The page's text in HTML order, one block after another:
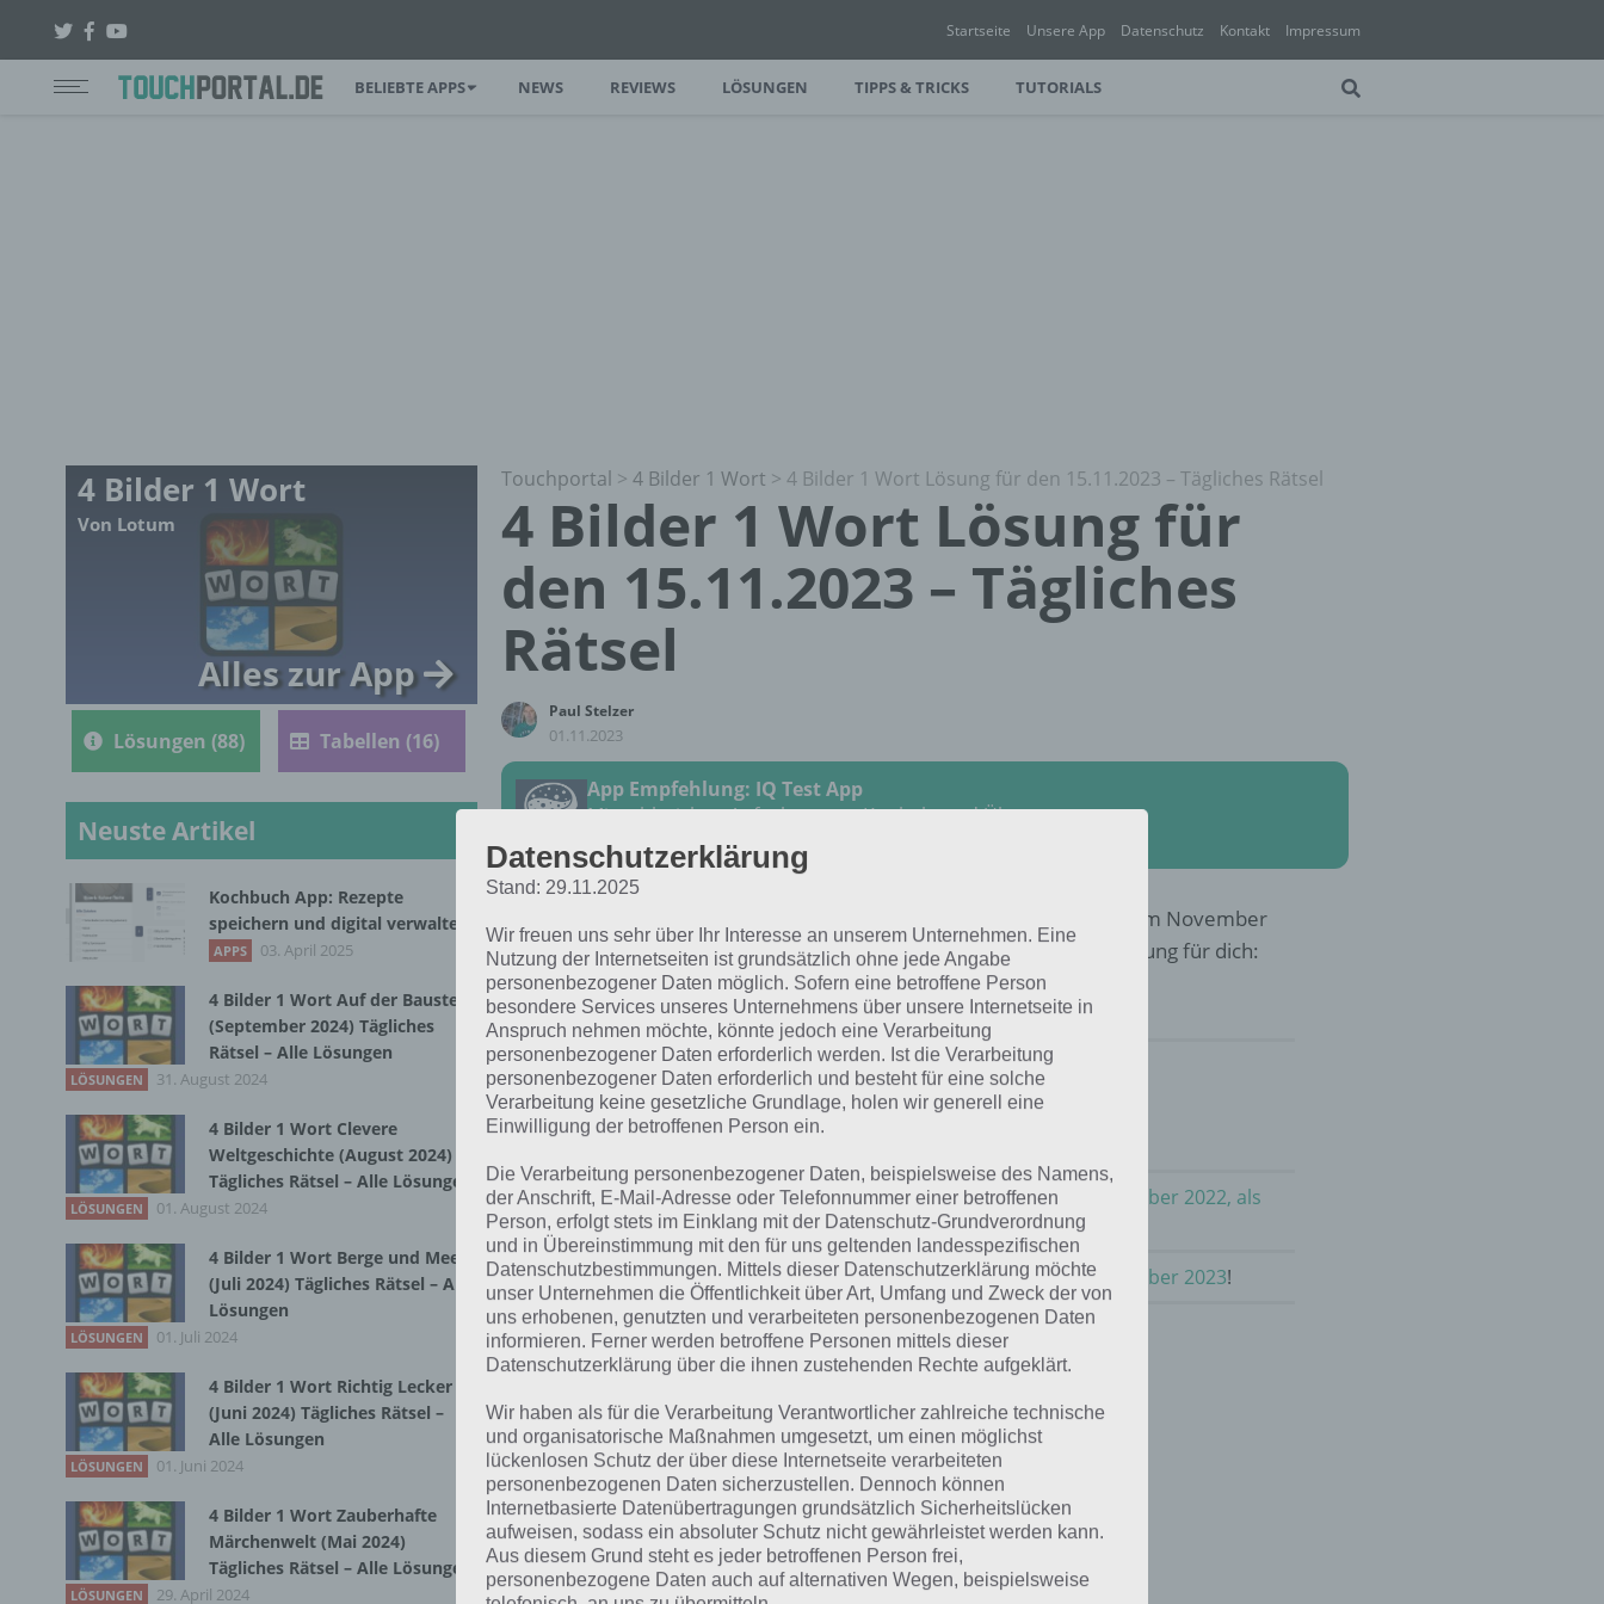
Startseite Unsere App Datenschutz Kontakt Impressum
BELIEBTE APPS NEWS REVIEWS LÖSUNGEN TIPPS & TRICKS TUTORIALS
Touchportal > 4 Bilder 1 Wort > 4 Bilder 1 Wort Lösung für den 15.11.2023 – Tägliches Rätsel
4 Bilder 1 Wort Lösung für
den 15.11.2023 – Tägliches
Rätsel
Paul Stelzer
01.11.2023
App Empfehlung: IQ Test App
Mit zahlreichen Aufgaben zum Knobeln und Üben
JETZT KOSTENLOS HERUNTERLADEN
Die Lösung für das tägliche Rätsel vom 15.11.2023 zu Plitsch-Platsch im November
2023 in 4 Bilder 1 Wort. Wenn du dort aktuell feststeckst, hier die Lösung für dich:
SUPPE
Du suchst eine andere Lösung?
Rätsel aus dem Jahr 2022: Schau mal, was vor einem Jahr, im November 2022, als
Lösung gesucht war
Zur Übersicht:4 Bilder 1 Wort Lösungen zu Plitsch-Platsch im November 2023!
4 Bilder 1 Wort
Von Lotum
Alles zur App
Lösungen (88) Tabellen (16)
Neuste Artikel
Kochbuch App: Rezepte
speichern und digital verwalten
APPS 03. April 2025
4 Bilder 1 Wort Auf der Baustelle
(September 2024) Tägliches
Rätsel – Alle Lösungen
LÖSUNGEN 31. August 2024
4 Bilder 1 Wort Clevere
Weltgeschichte (August 2024)
Tägliches Rätsel – Alle Lösungen
LÖSUNGEN 01. August 2024
4 Bilder 1 Wort Berge und Meer
(Juli 2024) Tägliches Rätsel – Alle
Lösungen
LÖSUNGEN 01. Juli 2024
4 Bilder 1 Wort Richtig Lecker
(Juni 2024) Tägliches Rätsel –
Alle Lösungen
LÖSUNGEN 01. Juni 2024
4 Bilder 1 Wort Zauberhafte
Märchenwelt (Mai 2024)
Tägliches Rätsel – Alle Lösungen
LÖSUNGEN 29. April 2024
Datenschutzerklärung
Stand: 29.11.2025
Wir freuen uns sehr über Ihr Interesse an unserem Unternehmen. Eine
Nutzung der Internetseiten ist grundsätzlich ohne jede Angabe
personenbezogener Daten möglich. Sofern eine betroffene Person
besondere Services unseres Unternehmens über unsere Internetseite in
Anspruch nehmen möchte, könnte jedoch eine Verarbeitung
personenbezogener Daten erforderlich werden. Ist die Verarbeitung
personenbezogener Daten erforderlich und besteht für eine solche
Verarbeitung keine gesetzliche Grundlage, holen wir generell eine
Einwilligung der betroffenen Person ein.
Die Verarbeitung personenbezogener Daten, beispielsweise des Namens,
der Anschrift, E-Mail-Adresse oder Telefonnummer einer betroffenen
Person, erfolgt stets im Einklang mit der Datenschutz-Grundverordnung
und in Übereinstimmung mit den für uns geltenden landesspezifischen
Datenschutzbestimmungen. Mittels dieser Datenschutzerklärung möchte
unser Unternehmen die Öffentlichkeit über Art, Umfang und Zweck der von
uns erhobenen, genutzten und verarbeiteten personenbezogenen Daten
informieren. Ferner werden betroffene Personen mittels dieser
Datenschutzerklärung über die ihnen zustehenden Rechte aufgeklärt.
Wir haben als für die Verarbeitung Verantwortlicher zahlreiche technische
und organisatorische Maßnahmen umgesetzt, um einen möglichst
lückenlosen Schutz der über diese Internetseite verarbeiteten
personenbezogenen Daten sicherzustellen. Dennoch können
Internetbasierte Datenübertragungen grundsätzlich Sicherheitslücken
aufweisen, sodass ein absoluter Schutz nicht gewährleistet werden kann.
Aus diesem Grund steht es jeder betroffenen Person frei,
personenbezogene Daten auch auf alternativen Wegen, beispielsweise